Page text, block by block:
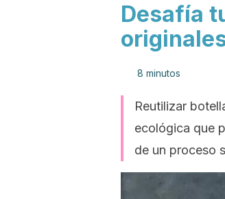
Desafía
8 minutos
Reutilizar
ecológica que
de un proceso